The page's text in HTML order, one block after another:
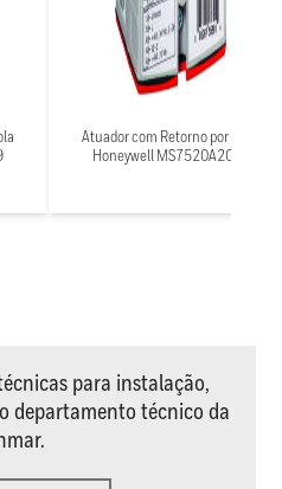
Atuador com Retorno por Mola
Honeywell MS7520A2007
para instalação,
departamento técnico da